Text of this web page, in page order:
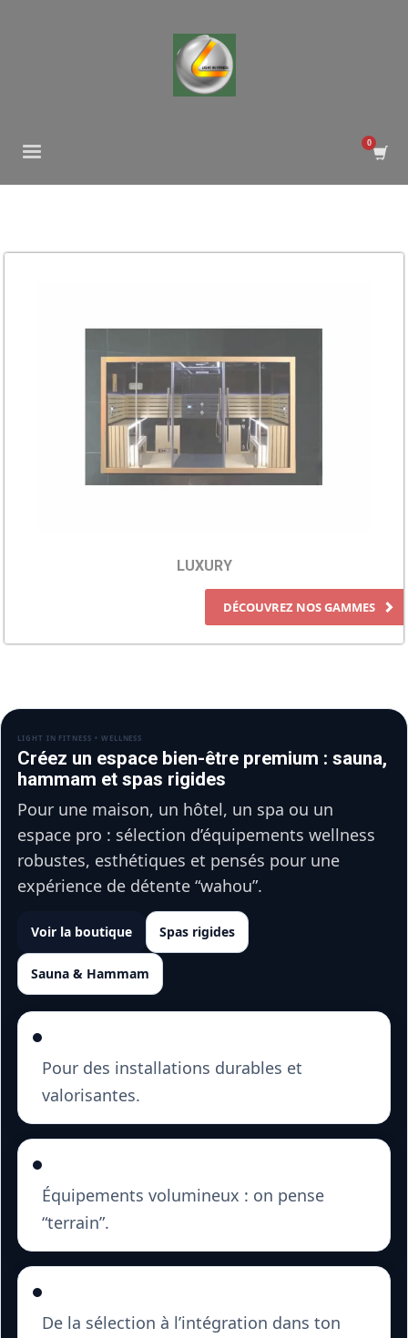
LUXURY
DÉCOUVREZ NOS GAMMES
LIGHT IN FITNESS • WELLNESS
Créez un espace bien-être premium : sauna,
hammam et spas rigides
Pour une maison, un hôtel, un spa ou un
espace pro : sélection d’équipements wellness
robustes, esthétiques et pensés pour une
expérience de détente “wahou”.
Voir la boutique Spas rigides
Sauna & Hammam
Pour des installations durables et
valorisantes.
Équipements volumineux : on pense
“terrain”.
De la sélection à l’intégration dans ton